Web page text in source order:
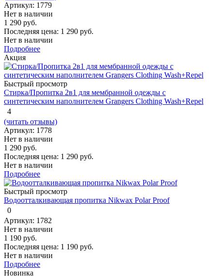
Артикул: 1779
Нет в наличии
1 290 руб.
Последняя цена: 1 290 руб.
Нет в наличии
Подробнее
Акция
Быстрый просмотр
Стирка/Пропитка 2в1 для мембранной одежды с
синтетическим наполнителем Grangers Clothing Wash+Repel
4
(читать отзывы)
Артикул: 1778
Нет в наличии
1 290 руб.
Последняя цена: 1 290 руб.
Нет в наличии
Подробнее
Быстрый просмотр
Водоотталкивающая пропитка Nikwax Polar Proof
0
Артикул: 1782
Нет в наличии
1 190 руб.
Последняя цена: 1 190 руб.
Нет в наличии
Подробнее
Новинка